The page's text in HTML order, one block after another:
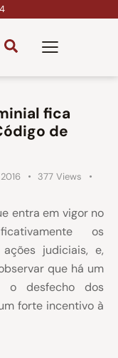
fica
de
377 Views
entra em vigor no
os
judiciais, e,
que há um
o desfecho dos
forte incentivo à